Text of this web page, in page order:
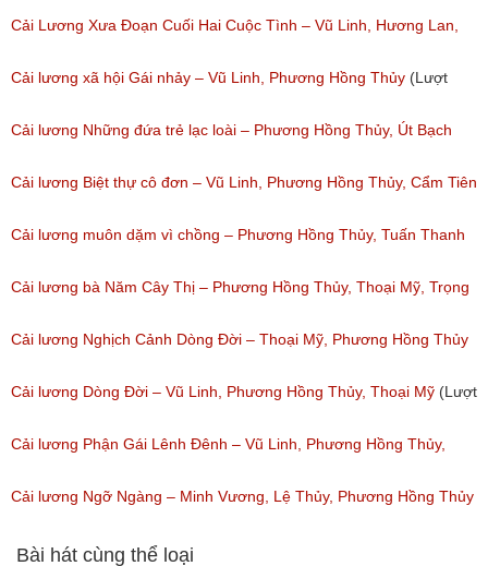
Cải Lương Xưa Đoạn Cuối Hai Cuộc Tình – Vũ Linh, Hương Lan,
Phương Hồng Thủy
(Lượt nghe: 284)
Cải lương xã hội Gái nhảy – Vũ Linh, Phương Hồng Thủy (Lượt
nghe: 172)
Cải lương Những đứa trẻ lạc loài – Phương Hồng Thủy, Út Bạch
Lan
(Lượt nghe: 89)
Cải lương Biệt thự cô đơn – Vũ Linh, Phương Hồng Thủy, Cẩm Tiên
(Lượt nghe: 173)
Cải lương muôn dặm vì chồng – Phương Hồng Thủy, Tuấn Thanh
(Lượt nghe: 47)
Cải lương bà Năm Cây Thị – Phương Hồng Thủy, Thoại Mỹ, Trọng
Phúc
(Lượt nghe: 42)
Cải lương Nghịch Cảnh Dòng Đời – Thoại Mỹ, Phương Hồng Thủy
(Lượt nghe: 184)
Cải lương Dòng Đời – Vũ Linh, Phương Hồng Thủy, Thoại Mỹ (Lượt
nghe: 61)
Cải lương Phận Gái Lênh Đênh – Vũ Linh, Phương Hồng Thủy,
Thoại Miêu
(Lượt nghe: 152)
Cải lương Ngỡ Ngàng – Minh Vương, Lệ Thủy, Phương Hồng Thủy
(Lượt nghe: 161)
Bài hát cùng thể loại